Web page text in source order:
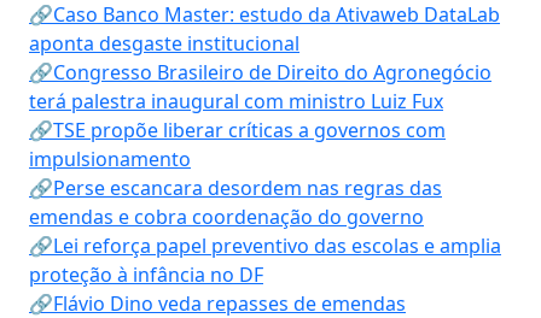
🔗Caso Banco Master: estudo da Ativaweb DataLab
aponta desgaste institucional
🔗Congresso Brasileiro de Direito do Agronegócio
terá palestra inaugural com ministro Luiz Fux
🔗TSE propõe liberar críticas a governos com
impulsionamento
🔗Perse escancara desordem nas regras das
emendas e cobra coordenação do governo
🔗Lei reforça papel preventivo das escolas e amplia
proteção à infância no DF
🔗Flávio Dino veda repasses de emendas